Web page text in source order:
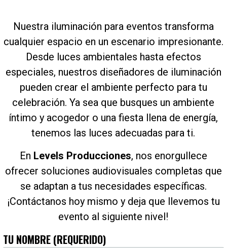
Nuestra iluminación para eventos transforma
cualquier espacio en un escenario impresionante.
Desde luces ambientales hasta efectos
especiales, nuestros diseñadores de iluminación
pueden crear el ambiente perfecto para tu
celebración. Ya sea que busques un ambiente
íntimo y acogedor o una fiesta llena de energía,
tenemos las luces adecuadas para ti.
En Levels Producciones, nos enorgullece
ofrecer soluciones audiovisuales completas que
se adaptan a tus necesidades específicas.
¡Contáctanos hoy mismo y deja que llevemos tu
evento al siguiente nivel!
TU NOMBRE (REQUERIDO)